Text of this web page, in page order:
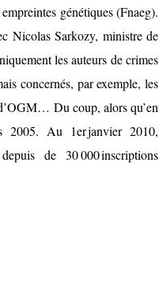
génétiques (Fnaeg).
Nicolas Sarkozy, ministre de
les auteurs de crimes
concernés, par exemple, les
Du coup, alors qu’en
2005. Au 1er janvier 2010,
de 30 000 inscriptions